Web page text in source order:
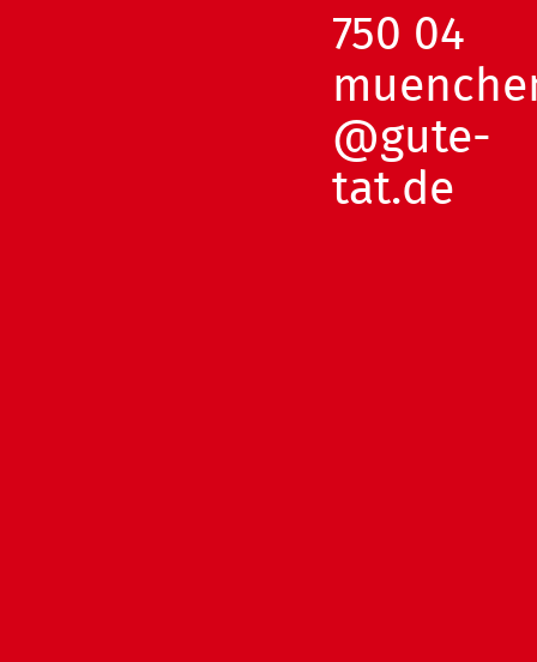
750 04
@gute-
tat.de